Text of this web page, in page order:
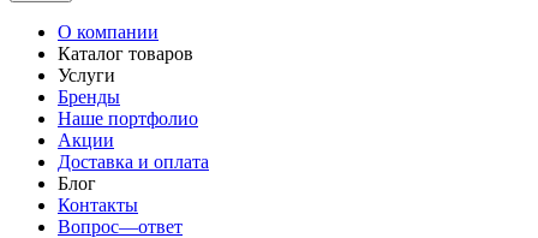
О компании
Каталог товаров
Услуги
Бренды
Наше портфолио
Акции
Доставка и оплата
Блог
Контакты
Вопрос—ответ